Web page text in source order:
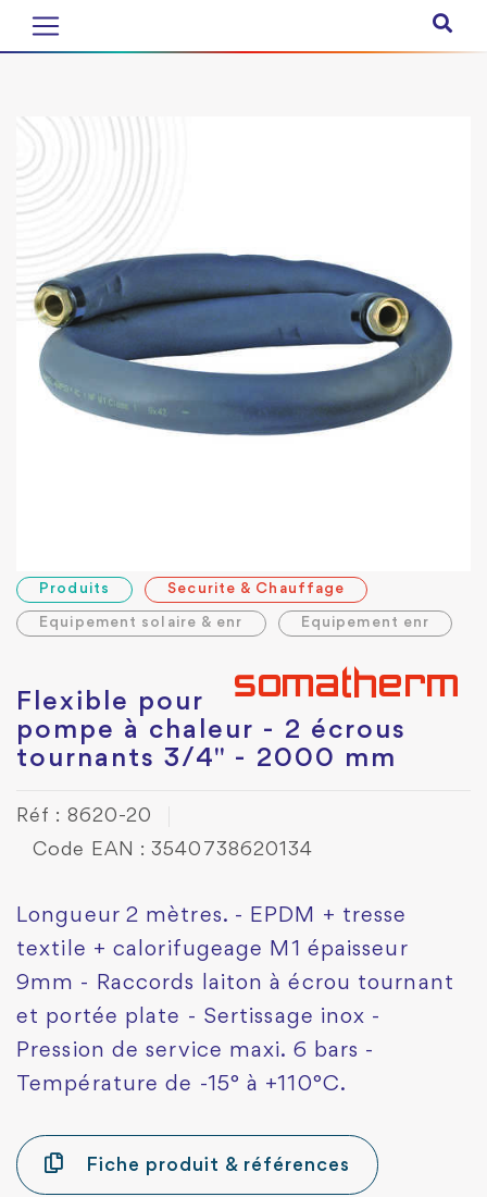
Produits Securite & Chauffage
Equipement solaire & enr Equipement enr
Flexible pour
pompe à chaleur - 2 écrous
tournants 3/4" - 2000 mm
Réf : 8620-20
Code EAN : 3540738620134
Longueur 2 mètres. - EPDM + tresse
textile + calorifugeage M1 épaisseur
9mm - Raccords laiton à écrou tournant
et portée plate - Sertissage inox -
Pression de service maxi. 6 bars -
Température de -15° à +110°C.
Fiche produit & références